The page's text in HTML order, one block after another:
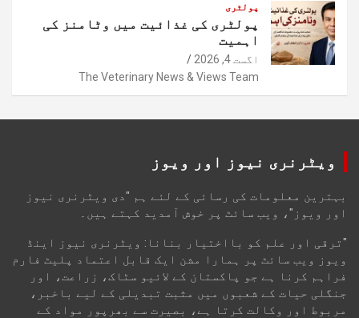
پولٹری
پولٹری کی غذائیت میں وٹامنز کی
اہمیت
اگست 4, 2026
The Veterinary News & Views Team
ویٹرنری نیوز اور ویوز
بہترین معلومات کی رسائی کے لئے ہم "دی ویٹرنری نیوز
اور ویوز"، ویب سائٹ پر خوش آمدید کہتے ہیں۔
"ترقی اور علم کو بااختیار بنانا: ویٹرنری نیوز اینڈ
ویوز ویب سائٹ پر ہمارا مشن ایک قابل اعتماد پلیٹ فارم
فراہم کرنا ہے جو پاکستان کے لائیو سٹاک، زراعت، اور
جنگلی حیات کے شعبوں میں مثبت تبدیلی کے لیے باخبر،
مربوط اور وکالت کرتا ہے، بصیرت سے بھرپور مواد کے